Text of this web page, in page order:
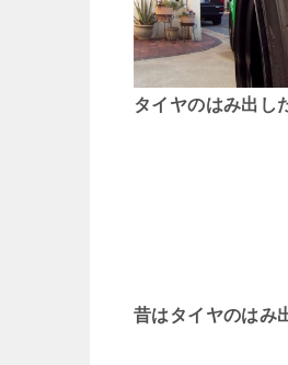
タイヤのはみ出し
昔はタイヤのはみ